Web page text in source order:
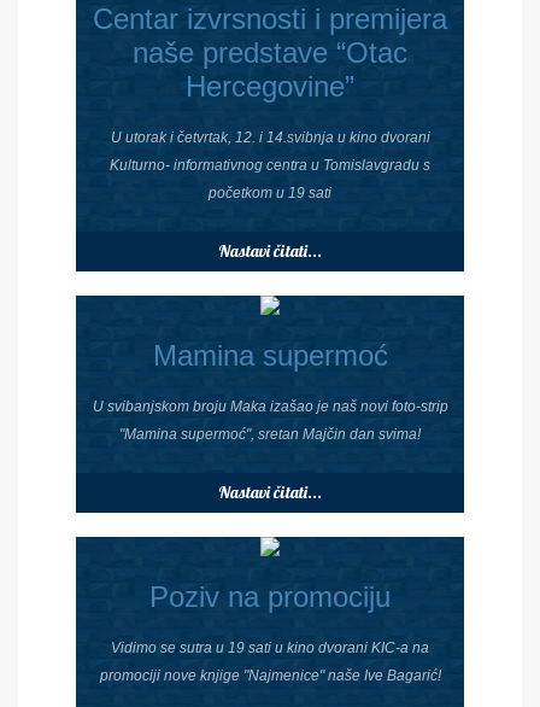
Centar izvrsnosti i premijera
naše predstave “Otac
Hercegovine”
U utorak i četvrtak, 12. i 14.svibnja u kino dvorani
Kulturno- informativnog centra u Tomislavgradu s
početkom u 19 sati
Nastavi čitati...
Mamina supermoć
U svibanjskom broju Maka izašao je naš novi foto-strip
"Mamina supermoć", sretan Majčin dan svima!
Nastavi čitati...
Poziv na promociju
Vidimo se sutra u 19 sati u kino dvorani KIC-a na
promociji nove knjige "Najmenice" naše Ive Bagarić!